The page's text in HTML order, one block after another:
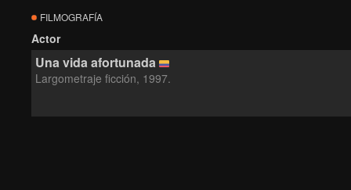
FILMOGRAFÍA
Actor
Una vida afortunada
Largometraje ficción, 1997.